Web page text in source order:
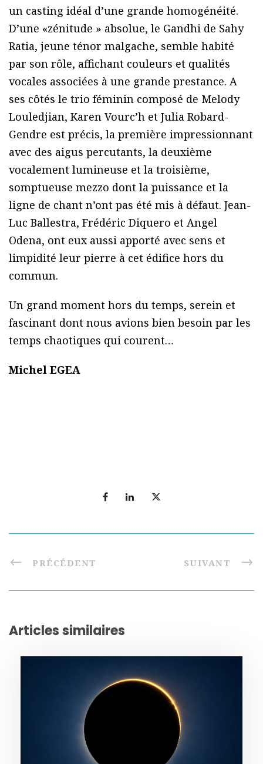
un casting idéal d’une grande homogénéité.
D’une «zénitude » absolue, le Gandhi de Sahy
Ratia, jeune ténor malgache, semble habité
par son rôle, affichant couleurs et qualités
vocales associées à une grande prestance. A
ses côtés le trio féminin composé de Melody
Louledjian, Karen Vourc’h et Julia Robard-
Gendre est précis, la première impressionnant
avec des aigus percutants, la deuxième
vocalement lumineuse et la troisième,
somptueuse mezzo dont la puissance et la
ligne de chant n’ont pas été mis à défaut. Jean-
Luc Ballestra, Frédéric Diquero et Angel
Odena, ont eux aussi apporté avec sens et
limpidité leur pierre à cet édifice hors du
commun.
Un grand moment hors du temps, serein et
fascinant dont nous avions bien besoin par les
temps chaotiques qui courent…
Michel EGEA
PRÉCÉDENT SUIVANT
Articles similaires